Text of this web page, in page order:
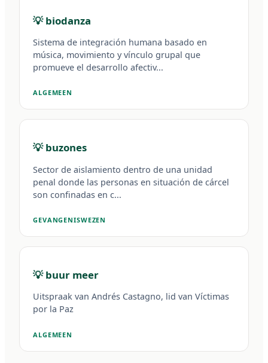
💡 biodanza
Sistema de integración humana basado en
música, movimiento y vínculo grupal que
promueve el desarrollo afectiv...
ALGEMEEN
💡 buzones
Sector de aislamiento dentro de una unidad
penal donde las personas en situación de cárcel
son confinadas en c...
GEVANGENISWEZEN
💡 buur meer
Uitspraak van Andrés Castagno, lid van Víctimas
por la Paz
ALGEMEEN